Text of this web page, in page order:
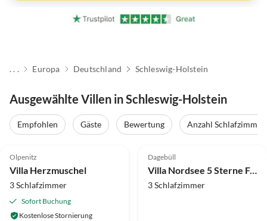
. . . Europa Deutschland Schleswig-Holstein
Ausgewählte Villen in Schleswig-Holstein
Empfohlen Gäste Bewertung
Anzahl Schlafzimmer
Olpenitz
Villa Herzmuschel
3 Schlafzimmer
Sofort Buchung
Kostenlose Stornierung
Dagebüll
Villa Nordsee 5 Sterne Ferienhaus
3 Schlafzimmer